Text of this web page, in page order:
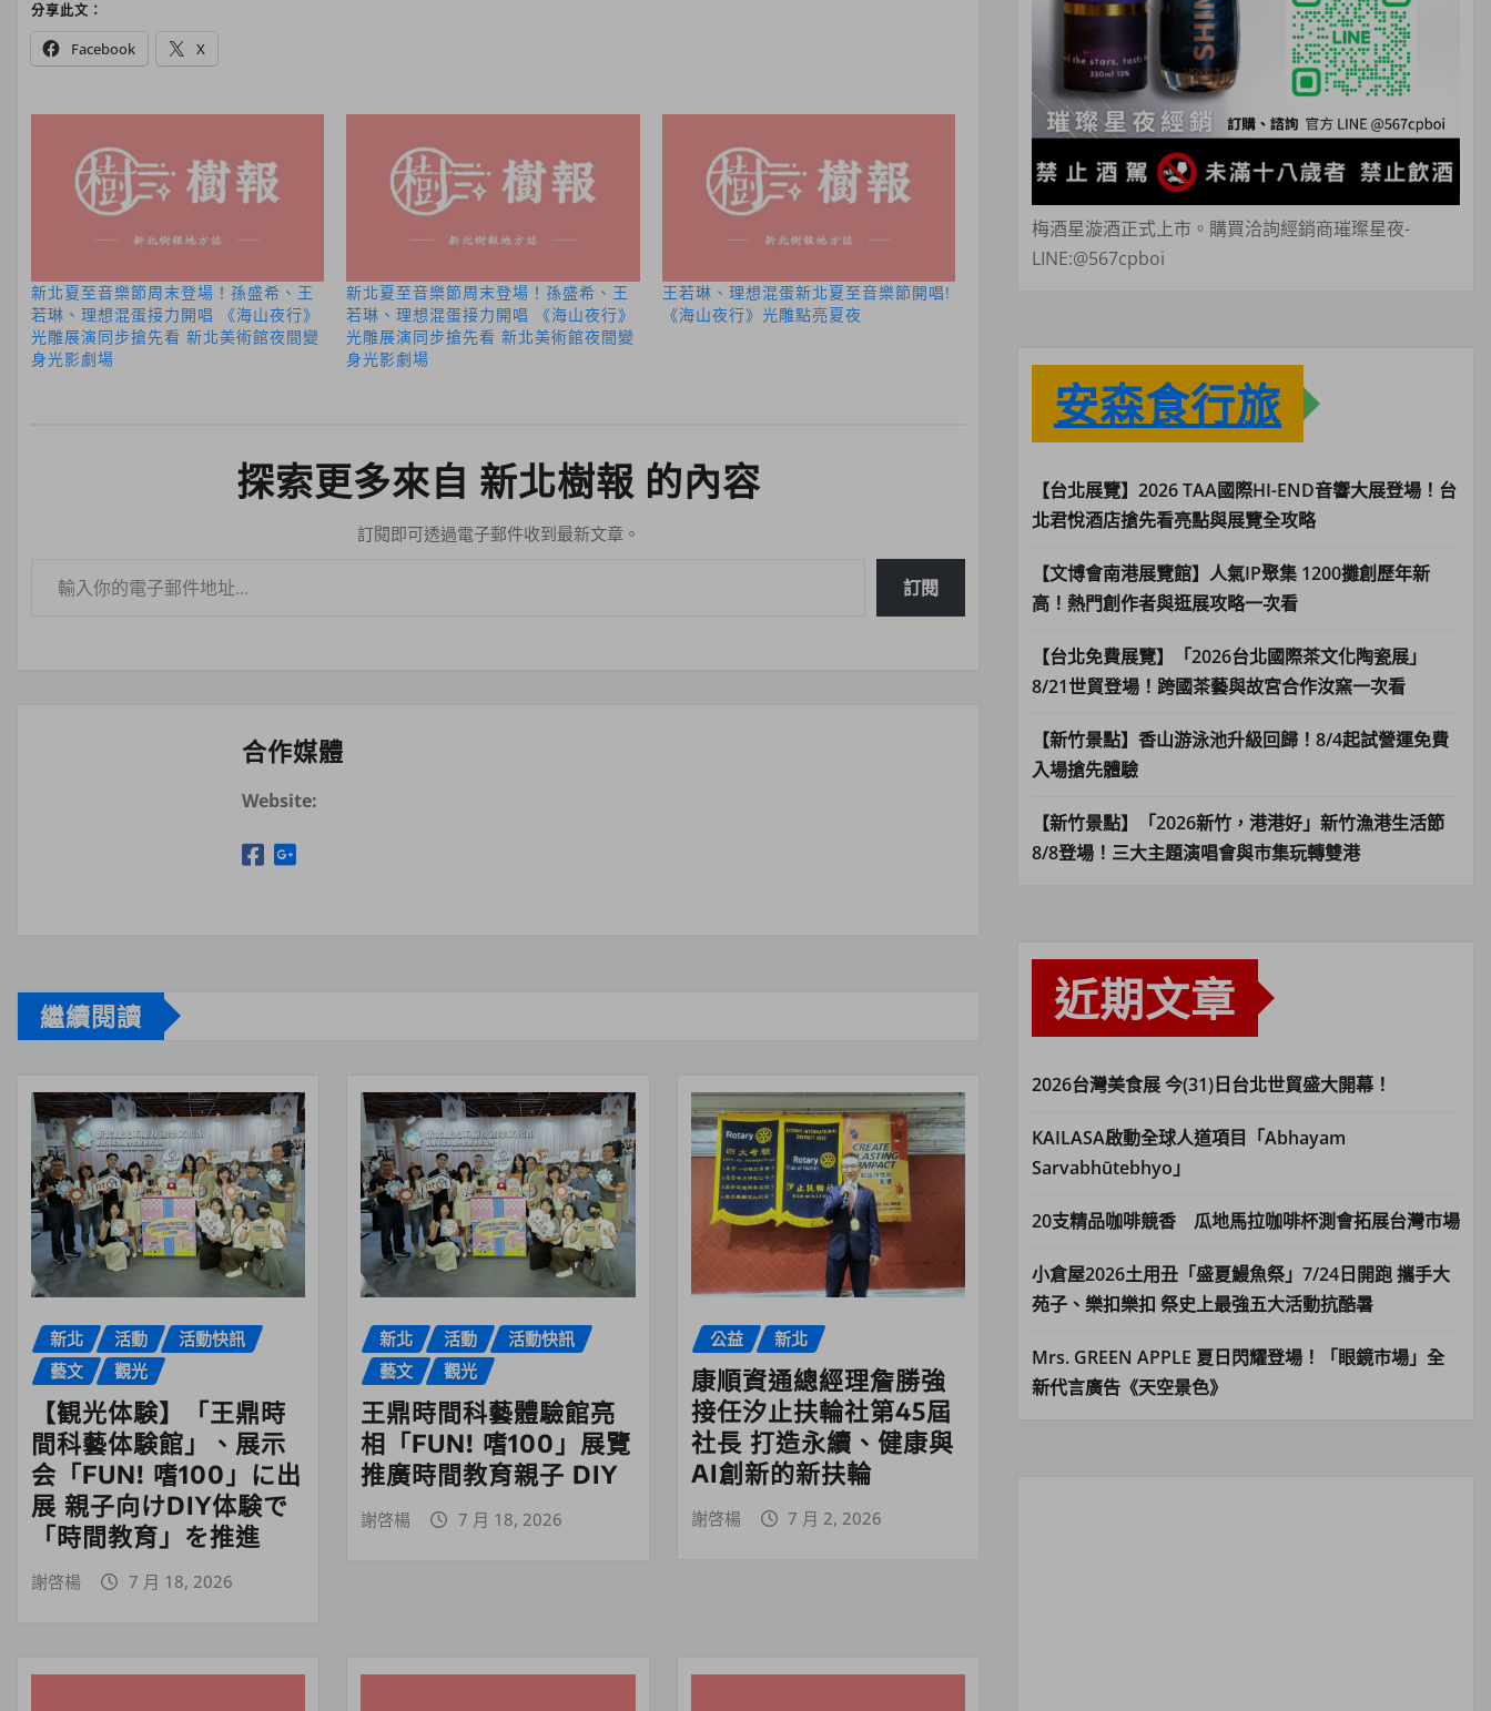
分享此文：
Facebook X
新北夏至音樂節周末登場！孫盛希、王
若琳、理想混蛋接力開唱 《海山夜行》
光雕展演同步搶先看 新北美術館夜間變
身光影劇場
新北夏至音樂節周末登場！孫盛希、王
若琳、理想混蛋接力開唱 《海山夜行》
光雕展演同步搶先看 新北美術館夜間變
身光影劇場
王若琳、理想混蛋新北夏至音樂節開唱!
《海山夜行》光雕點亮夏夜
探索更多來自 新北樹報 的內容
訂閱即可透過電子郵件收到最新文章。
訂閱
合作媒體
Website:
繼續閱讀
新北 活動
活動快訊
藝文
觀光
【観光体験】「王鼎時
間科藝体験館」、展示
会「FUN! 嗜100」に出
展 親子向けDIY体験で
「時間教育」を推進
謝啓楊 7 月 18, 2026
新北 活動
活動快訊
藝文
觀光
王鼎時間科藝體驗館亮
相「FUN! 嗜100」展覽
推廣時間教育親子 DIY
謝啓楊 7 月 18, 2026
公益 新北
康順資通總經理詹勝強
接任汐止扶輪社第45屆
社長 打造永續、健康與
AI創新的新扶輪
謝啓楊 7 月 2, 2026
梅酒星漩酒正式上市。購買洽詢經銷商璀璨星夜-
LINE:@567cpboi
安森食行旅
【台北展覽】2026 TAA國際HI-END音響大展登場！台
北君悅酒店搶先看亮點與展覽全攻略
【文博會南港展覽館】人氣IP聚集 1200攤創歷年新
高！熱門創作者與逛展攻略一次看
【台北免費展覽】「2026台北國際茶文化陶瓷展」
8/21世貿登場！跨國茶藝與故宮合作汝窯一次看
【新竹景點】香山游泳池升級回歸！8/4起試營運免費
入場搶先體驗
【新竹景點】「2026新竹，港港好」新竹漁港生活節
8/8登場！三大主題演唱會與市集玩轉雙港
近期文章
2026台灣美食展 今(31)日台北世貿盛大開幕！
KAILASA啟動全球人道項目「Abhayam
Sarvabhūtebhyo」
20支精品咖啡競香 瓜地馬拉咖啡杯測會拓展台灣市場
小倉屋2026土用丑「盛夏鰻魚祭」7/24日開跑 攜手大
苑子、樂扣樂扣 祭史上最強五大活動抗酷暑
Mrs. GREEN APPLE 夏日閃耀登場！「眼鏡市場」全
新代言廣告《天空景色》